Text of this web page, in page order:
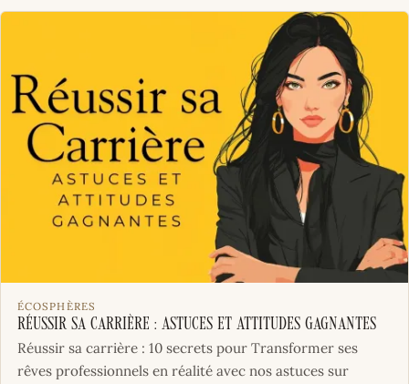
ÉCOSPHÈRES
Réussir sa Carrière : Astuces et Attitudes Gagnantes
Réussir sa carrière : 10 secrets pour Transformer ses
rêves professionnels en réalité avec nos astuces sur